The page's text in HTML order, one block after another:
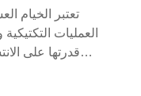
تعتبر الخيام
العمليات
قدرتها على
الكوارث